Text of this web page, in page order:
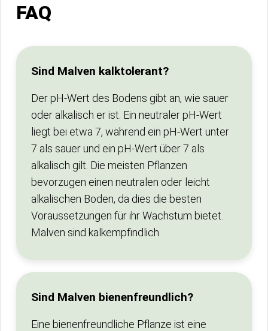
FAQ
Sind Malven kalktolerant?
Der pH-Wert des Bodens gibt an, wie sauer
oder alkalisch er ist. Ein neutraler pH-Wert
liegt bei etwa 7, während ein pH-Wert unter
7 als sauer und ein pH-Wert über 7 als
alkalisch gilt. Die meisten Pflanzen
bevorzugen einen neutralen oder leicht
alkalischen Boden, da dies die besten
Voraussetzungen für ihr Wachstum bietet.
Malven sind kalkempfindlich.
Sind Malven bienenfreundlich?
Eine bienenfreundliche Pflanze ist eine